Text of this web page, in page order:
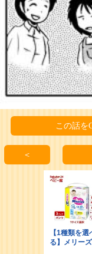
この話を
＜